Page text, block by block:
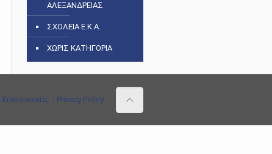
ΑΛΕΞΑΝΔΡΕΙΑΣ
ΣΧΟΛΕΙΑ Ε.Κ.Α.
ΧΩΡΙΣ ΚΑΤΗΓΟΡΙΑ
Επικοινωνία Privacy Policy